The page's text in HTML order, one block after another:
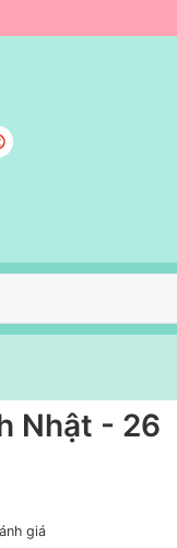
Nhật - 26
giá